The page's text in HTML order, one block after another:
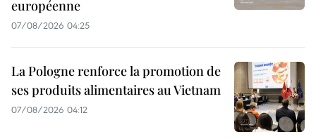
européenne
07/08/2026 04:25
La Pologne renforce la promotion de
ses produits alimentaires au Vietnam
07/08/2026 04:12